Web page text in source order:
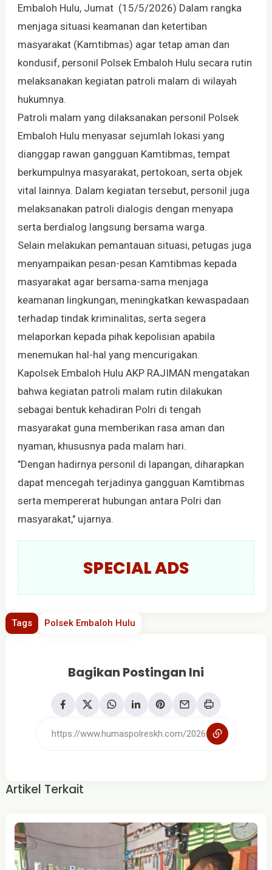
Embaloh Hulu, Jumat (15/5/2026) Dalam rangka
menjaga situasi keamanan dan ketertiban
masyarakat (Kamtibmas) agar tetap aman dan
kondusif, personil Polsek Embaloh Hulu secara rutin
melaksanakan kegiatan patroli malam di wilayah
hukumnya.
Patroli malam yang dilaksanakan personil Polsek
Embaloh Hulu menyasar sejumlah lokasi yang
dianggap rawan gangguan Kamtibmas, tempat
berkumpulnya masyarakat, pertokoan, serta objek
vital lainnya. Dalam kegiatan tersebut, personil juga
melaksanakan patroli dialogis dengan menyapa
serta berdialog langsung bersama warga.
Selain melakukan pemantauan situasi, petugas juga
menyampaikan pesan-pesan Kamtibmas kepada
masyarakat agar bersama-sama menjaga
keamanan lingkungan, meningkatkan kewaspadaan
terhadap tindak kriminalitas, serta segera
melaporkan kepada pihak kepolisian apabila
menemukan hal-hal yang mencurigakan.
Kapolsek Embaloh Hulu AKP RAJIMAN mengatakan
bahwa kegiatan patroli malam rutin dilakukan
sebagai bentuk kehadiran Polri di tengah
masyarakat guna memberikan rasa aman dan
nyaman, khususnya pada malam hari.
"Dengan hadirnya personil di lapangan, diharapkan
dapat mencegah terjadinya gangguan Kamtibmas
serta mempererat hubungan antara Polri dan
masyarakat," ujarnya.
SPECIAL ADS
Tags Polsek Embaloh Hulu
Bagikan Postingan Ini
Artikel Terkait